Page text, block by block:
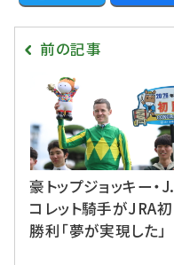
前の記事
豪トップジョッキー・J.
コレット騎手がJRA初
勝利「夢が実現した」